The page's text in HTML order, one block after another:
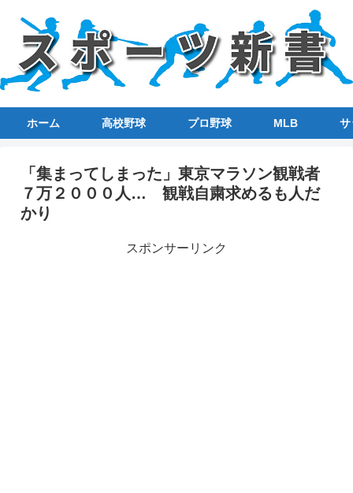
ホーム 高校野球 プロ野球 MLB サ
「集まってしまった」東京マラソン観戦者
７万２０００人… 観戦自粛求めるも人だ
かり
スポンサーリンク